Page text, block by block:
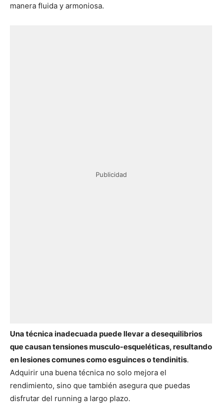
manera fluida y armoniosa.
Publicidad
Una técnica inadecuada puede llevar a desequilibrios
que causan tensiones musculo-esqueléticas, resultando
en lesiones comunes como esguinces o tendinitis.
Adquirir una buena técnica no solo mejora el
rendimiento, sino que también asegura que puedas
disfrutar del running a largo plazo.